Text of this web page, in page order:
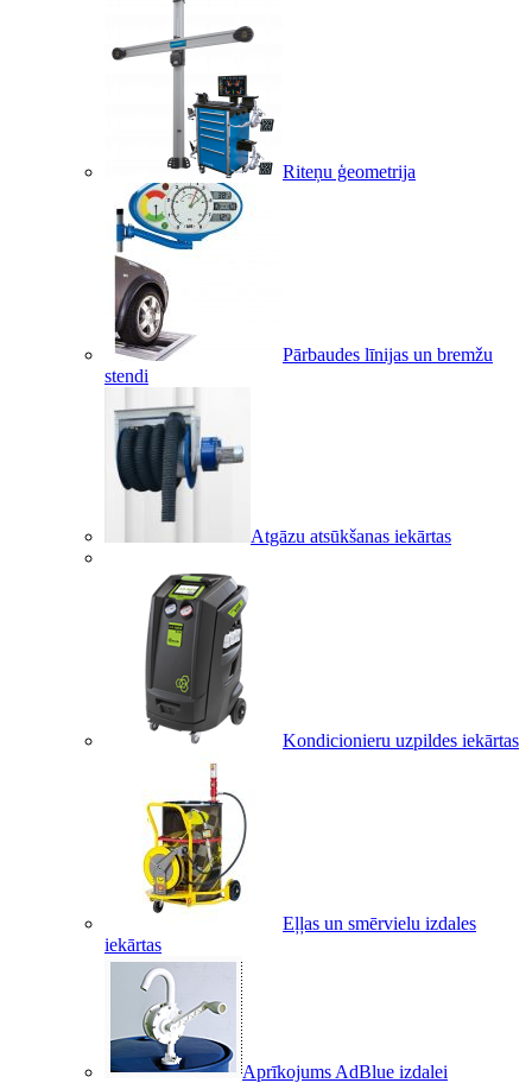
Riteņu ģeometrija
Pārbaudes līnijas un bremžu
stendi
Atgāzu atsūkšanas iekārtas
Kondicionieru uzpildes iekārtas
Eļļas un smērvielu izdales
iekārtas
Aprīkojums AdBlue izdalei